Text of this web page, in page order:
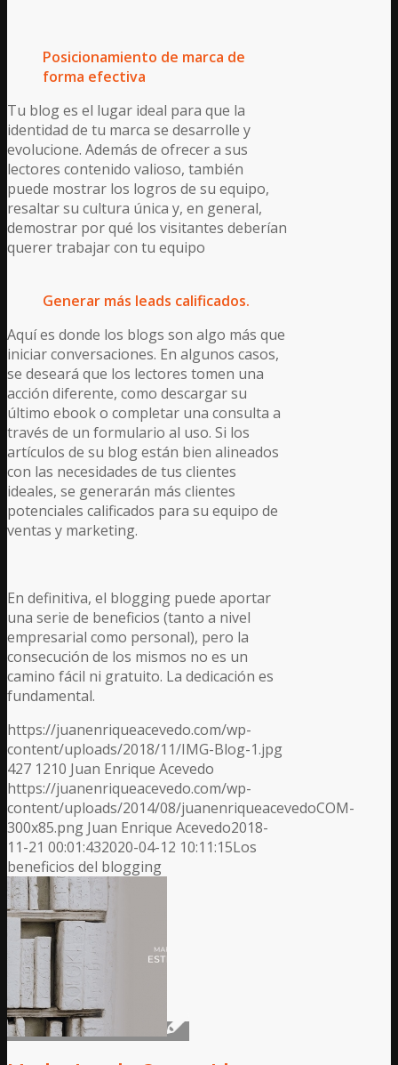
Posicionamiento de marca de
forma efectiva
Tu blog es el lugar ideal para que la
identidad de tu marca se desarrolle y
evolucione. Además de ofrecer a sus
lectores contenido valioso, también
puede mostrar los logros de su equipo,
resaltar su cultura única y, en general,
demostrar por qué los visitantes deberían
querer trabajar con tu equipo
Generar más leads calificados.
Aquí es donde los blogs son algo más que
iniciar conversaciones. En algunos casos,
se deseará que los lectores tomen una
acción diferente, como descargar su
último ebook o completar una consulta a
través de un formulario al uso. Si los
artículos de su blog están bien alineados
con las necesidades de tus clientes
ideales, se generarán más clientes
potenciales calificados para su equipo de
ventas y marketing.
En definitiva, el blogging puede aportar
una serie de beneficios (tanto a nivel
empresarial como personal), pero la
consecución de los mismos no es un
camino fácil ni gratuito. La dedicación es
fundamental.
https://juanenriqueacevedo.com/wp-
content/uploads/2018/11/IMG-Blog-1.jpg
427 1210 Juan Enrique Acevedo
https://juanenriqueacevedo.com/wp-
content/uploads/2014/08/juanenriqueacevedoCOM-
300x85.png Juan Enrique Acevedo2018-
11-21 00:01:432020-04-12 10:11:15Los
beneficios del blogging